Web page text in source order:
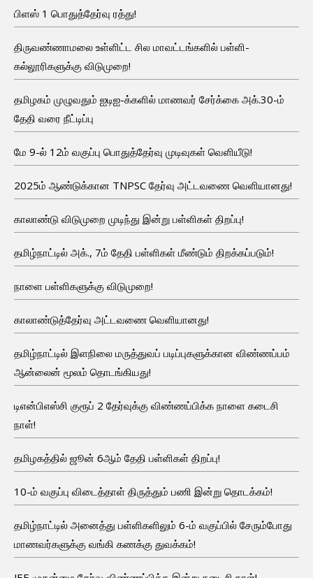
பிளஸ் 1 பொதுத்தேர்வு ரத்து!
திருவண்ணாமலை உள்ளிட்ட சில மாவட்டங்களில் பள்ளி-
கல்லூரிகளுக்கு விடுமுறை!
தமிழகம் முழுவதும் ஐடிஐ-க்களில் மாணவர் சேர்க்கை அக்.30-ம்
தேதி வரை நீட்டிப்பு
மே 9-ல் 12ம் வகுப்பு பொதுத்தேர்வு முடிவுகள் வெளியீடு!
2025ம் ஆண்டுக்கான TNPSC தேர்வு அட்டவணை வெளியானது!
காலாண்டு விடுமுறை முடிந்து இன்று பள்ளிகள் திறப்பு!
தமிழ்நாட்டில் அக்., 7ம் தேதி பள்ளிகள் மீண்டும் திறக்கப்படும்!
நாளை பள்ளிகளுக்கு விடுமுறை!
காலாண்டுத்தேர்வு அட்டவணை வெளியானது!
தமிழ்நாட்டில் இளநிலை மருத்துவப் படிப்புகளுக்கான விண்ணப்பம்
ஆன்லைன் மூலம் தொடங்கியது!
டிஎன்பிஎஸ்சி குரூப் 2 தேர்வுக்கு விண்ணப்பிக்க நாளை கடைசி
நாள்!
தமிழகத்தில் ஜூன் 6ஆம் தேதி பள்ளிகள் திறப்பு!
10-ம் வகுப்பு விடைத்தாள் திருத்தும் பணி இன்று தொடக்கம்!
தமிழ்நாட்டில் அனைத்து பள்ளிகளிலும் 6-ம் வகுப்பில் சேரும்போது
மாணவர்களுக்கு வங்கி கணக்கு துவக்கம்!